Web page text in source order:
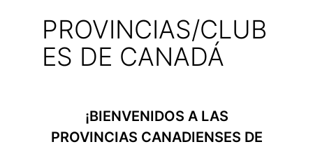
PROVINCIAS/CLUB
ES DE CANADÁ
¡BIENVENIDOS A LAS
PROVINCIAS CANADIENSES DE